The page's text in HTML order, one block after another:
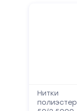
Нитки
полиэстер